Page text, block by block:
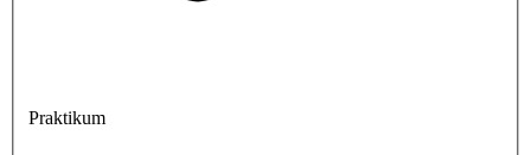
Praktikum